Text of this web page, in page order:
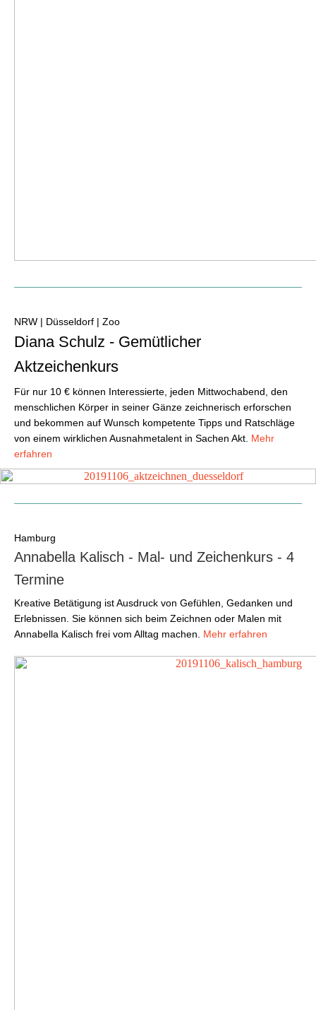
NRW | Düsseldorf | Zoo
Diana Schulz - Gemütlicher
Aktzeichenkurs
Für nur 10 € können Interessierte, jeden Mittwochabend, den
menschlichen Körper in seiner Gänze zeichnerisch erforschen
und bekommen auf Wunsch kompetente Tipps und Ratschläge
von einem wirklichen Ausnahmetalent in Sachen Akt. Mehr
erfahren
Hamburg
Annabella Kalisch - Mal- und Zeichenkurs - 4
Termine
Kreative Betätigung ist Ausdruck von Gefühlen, Gedanken und
Erlebnissen. Sie können sich beim Zeichnen oder Malen mit
Annabella Kalisch frei vom Alltag machen. Mehr erfahren